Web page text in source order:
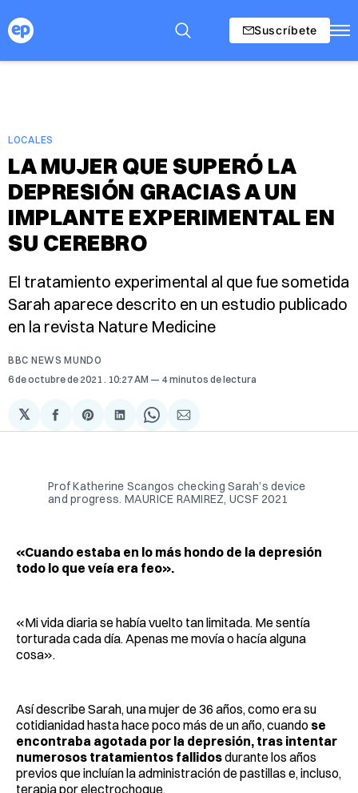
Suscríbete
LOCALES
LA MUJER QUE SUPERÓ LA
DEPRESIÓN GRACIAS A UN
IMPLANTE EXPERIMENTAL EN
SU CEREBRO
El tratamiento experimental al que fue sometida
Sarah aparece descrito en un estudio publicado
en la revista Nature Medicine
BBC NEWS MUNDO
6 de octubre de 2021 . 10:27 AM 4 minutos de lectura
𝕏
Compartir
en
Share
on
Compartir
en
Share
on
Compartir
via
Prof Katherine Scangos checking Sarah’s device
and progress. MAURICE RAMIREZ, UCSF 2021
«Cuando estaba en lo más hondo de la depresión
todo lo que veía era feo».
«Mi vida diaria se había vuelto tan limitada. Me sentía
torturada cada día. Apenas me movía o hacía alguna
cosa».
Así describe Sarah, una mujer de 36 años, como era su
cotidianidad hasta hace poco más de un año, cuando se
encontraba agotada por la depresión, tras intentar
numerosos tratamientos fallidosdurante los años
previos que incluían la administración de pastillas e, incluso,
terapia por electrochoque.